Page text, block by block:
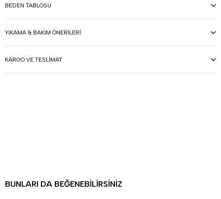
BEDEN TABLOSU
YIKAMA & BAKIM ÖNERILERI
KARGO VE TESLIMAT
BUNLARI DA BEĞENEBILIRSINIZ